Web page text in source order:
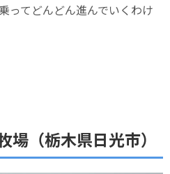
ってどんどん進んでいくわけ
場（栃木県日光市）